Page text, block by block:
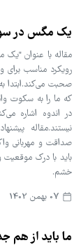
یک مگس در
مقاله با عنوان
رویکرد مناسب برای
صحبت می‌کند.ابتدا
که ما را به سکوت
در اندوه اشاره
نیستند.مقاله
صداقت و مهربانی
باید با درک موقعیت
خشم.
ما باید از هم